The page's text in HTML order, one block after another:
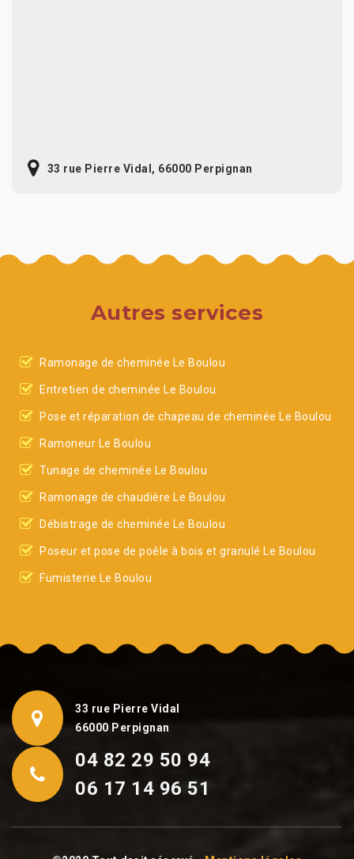
33 rue Pierre Vidal, 66000 Perpignan
Autres services
Ramonage de cheminée Le Boulou
Entretien de cheminée Le Boulou
Pose et réparation de chapeau de cheminée Le Boulou
Ramoneur Le Boulou
Tunage de cheminée Le Boulou
Ramonage de chaudière Le Boulou
Débistrage de cheminée Le Boulou
Poseur et pose de poêle à bois et granulé Le Boulou
Fumisterie Le Boulou
33 rue Pierre Vidal
66000 Perpignan
04 82 29 50 94
06 17 14 96 51